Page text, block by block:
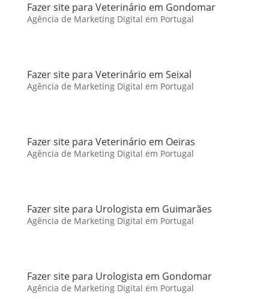
Fazer site para Veterinário em Gondomar
Agência de Marketing Digital em Portugal
Fazer site para Veterinário em Seixal
Agência de Marketing Digital em Portugal
Fazer site para Veterinário em Oeiras
Agência de Marketing Digital em Portugal
Fazer site para Urologista em Guimarães
Agência de Marketing Digital em Portugal
Fazer site para Urologista em Gondomar
Agência de Marketing Digital em Portugal